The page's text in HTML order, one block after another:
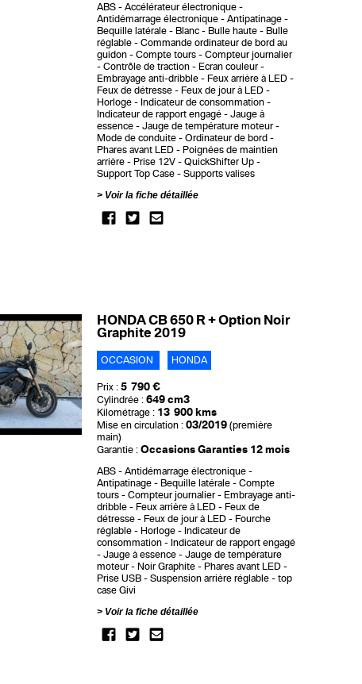
ABS
Accélérateur électronique
Antidémarrage électronique
Antipatinage
Bequille latérale
Blanc Bulle haute
Bulle
réglable
Commande ordinateur de bord au
guidon
Compte tours
Compteur journalier
Contrôle de traction
Ecran couleur
Embrayage anti-dribble
Feux arrière à LED
Feux de détresse
Feux de jour à LED
Horloge
Indicateur de consommation
Indicateur de rapport engagé
Jauge à
essence
Jauge de température moteur
Mode de conduite
Ordinateur de bord
Phares avant LED
Poignées de maintien
arrière
Prise 12V
QuickShifter Up
Support Top Case
Supports valises
Voir la fiche détaillée
HONDA CB 650 R + Option Noir
Graphite 2019
OCCASION HONDA
Prix : 5 790 €
Cylindrée : 649 cm3
Kilométrage : 13 900 kms
Mise en circulation : 03/2019 (première
main)
Garantie : Occasions Garanties 12 mois
ABS
Antidémarrage électronique
Antipatinage
Bequille latérale
Compte
tours
Compteur journalier
Embrayage anti-
dribble
Feux arrière à LED
Feux de
détresse
Feux de jour à LED
Fourche
réglable
Horloge
Indicateur de
consommation
Indicateur de rapport engagé
Jauge à essence
Jauge de température
moteur
Noir Graphite
Phares avant LED
Prise USB
Suspension arrière réglable
top
case Givi
Voir la fiche détaillée